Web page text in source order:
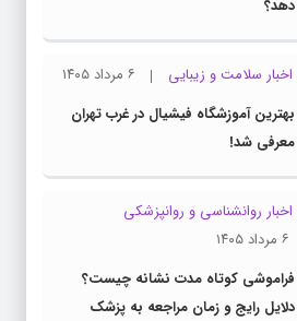
دهد؟
اخبار سلامت و زیبایی
۶ مرداد ۱۴۰۵
بهترین آموزشگاه فیشیال در غرب تهران
معرفی شد!
اخبار روانشناسی و روانپزشكی
۶ مرداد ۱۴۰۵
فراموشی کوتاه مدت نشانه چیست؟
دلایل رایج و زمان مراجعه به پزشک